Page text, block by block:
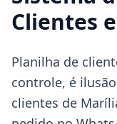
Clientes
Planilha de
controle, é
clientes de